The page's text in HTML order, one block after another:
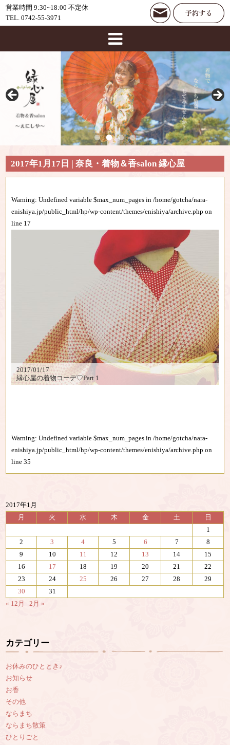
営業時間 9:30~18:00 不定休
TEL. 0742-55-3971
2017年1月17日 | 奈良・着物＆香salon 縁心屋
Warning: Undefined variable $max_num_pages in/home/gotcha/nara-
enishiya.jp/public_html/hp/wp-content/themes/enishiya/archive.php on
line 17
2017/01/17
縁心屋の着物コーデ♡Part 1
Warning: Undefined variable $max_num_pages in/home/gotcha/nara-
enishiya.jp/public_html/hp/wp-content/themes/enishiya/archive.php on
line35
2017年1月
月
火 水 木 金 土
日
1
2
3 4 5 6 7
8
9
10 11 12 13 14
15
16
17 18 19 20 21
22
23
24 25 26 27 28
29
30
31
« 12月
2月 »
カテゴリー
お休みのひととき♪
お知らせ
お香
その他
ならまち
ならまち散策
ひとりごと